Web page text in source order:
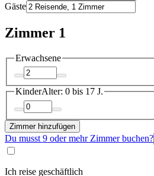
Gäste
Zimmer 1
Erwachsene
KinderAlter: 0 bis 17 J.
Zimmer hinzufügen
Du musst 9 oder mehr Zimmer buchen?
Ich reise geschäftlich